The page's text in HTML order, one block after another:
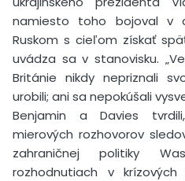
namiesto toho bojoval v
Ruskom s cieľom získať
uvádza sa v stanovisku.
Británie nikdy nepriznali
urobili; ani sa nepokúšali
Benjamin a Davies
mierových rozhovorov
zahraničnej politiky
rozhodnutiach v